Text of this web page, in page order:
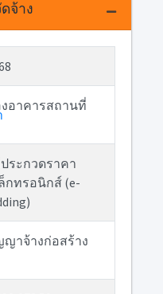
จ้าง
อาคารสถานที่
ระกวดราคา
กทรอนิกส์ (e-
าจ้างก่อสร้าง